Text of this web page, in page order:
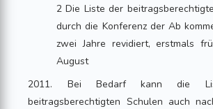
2 Die Liste der
durch die Konferenz der Ab
zwei Jahre revidiert, erstmals
August
2011. Bei Bedarf kann die
beitragsberechtigten Schulen auch